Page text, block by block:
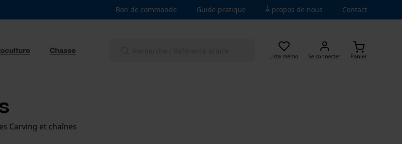
Bon de commande Guide pratique À propos de nous Contact
Liste mémo Se connecter Panier
Chasse
Carving et chaînes